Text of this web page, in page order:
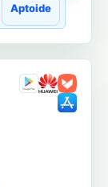
Aptoide